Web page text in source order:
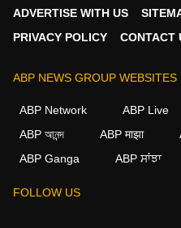
ADVERTISE WITH US
PRIVACY POLICY
CONTACT
ABP NEWS GROUP WEBSITES
ABP Network ABP Live
ABP আনন্দ
ABP माझा
ABP Ganga
ABP ਸਾਂਝਾ
FOLLOW US